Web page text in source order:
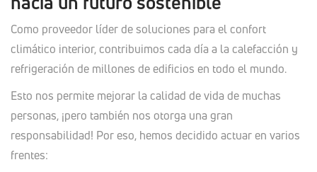
Como proveedor líder de soluciones para el confort
climático interior, contribuimos cada día a la calefacción y
refrigeración de millones de edificios en todo el mundo.
Esto nos permite mejorar la calidad de vida de muchas
personas, ¡pero también nos otorga una gran
responsabilidad! Por eso, hemos decidido actuar en varios
frentes: